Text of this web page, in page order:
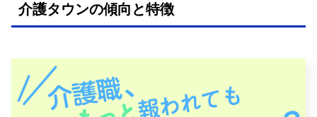
介護タウンの傾向と特徴